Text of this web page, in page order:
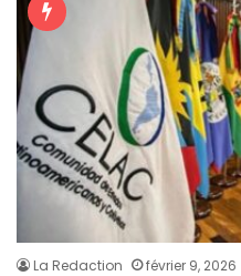
La Redaction février 9, 2026